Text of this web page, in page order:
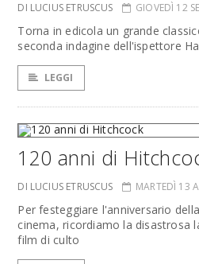
DI LUCIUS ETRUSCUS GIOVEDÌ 12
Torna in edicola un grande
seconda indagine dell'ispettore
LEGGI
120 anni di
DI LUCIUS ETRUSCUS MARTEDÌ 13
Per festeggiare l'anniversario
cinema, ricordiamo la disastrosa
film di culto